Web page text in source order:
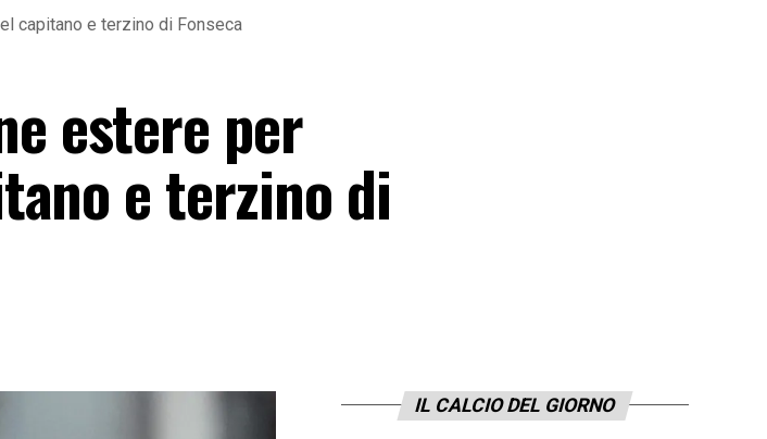
capitano e terzino di Fonseca
estere per
e terzino di
IL CALCIO DEL GIORNO